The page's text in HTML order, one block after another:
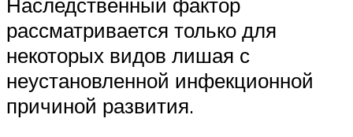
рассматривается только для
некоторых видов лишая с
неустановленной инфекционной
причиной развития.